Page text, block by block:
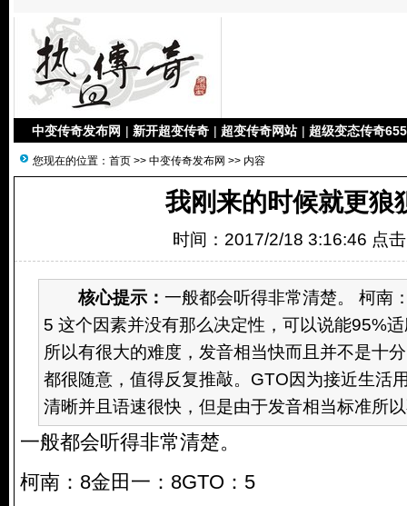
中变传奇发布网 | 新开超变传奇 | 超变传奇网站 | 超级变态传奇
您现在的位置： 首页 >> 中变传奇发布网 >> 内容
我刚来的时候就更狼
时间：2017/2/18 3:16:46 点
核心提示： 一般都会听得非常清楚。 柯南
5 这个因素并没有那么决定性，可以说能95%
所以有很大的难度，发音相当快而且并不是十
都很随意，值得反复推敲。GTO因为接近生活
清晰并且语速很快，但是由于发音相当标准所
一般都会听得非常清楚。
柯南：8金田一：8GTO：5